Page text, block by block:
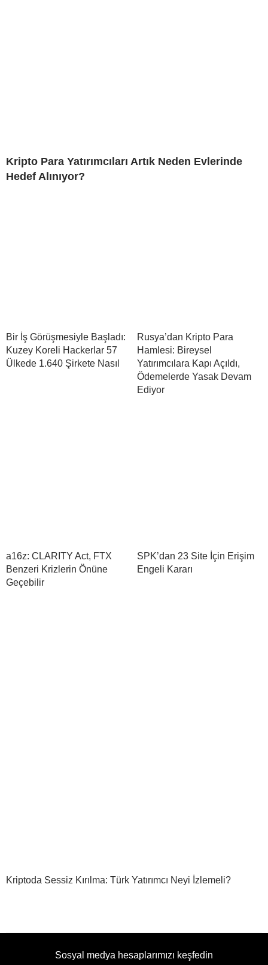
Kripto Para Yatırımcıları Artık Neden Evlerinde
Hedef Alınıyor?
Bir İş Görüşmesiyle Başladı:
Kuzey Koreli Hackerlar 57
Ülkede 1.640 Şirkete Nasıl
Rusya’dan Kripto Para
Hamlesi: Bireysel
Yatırımcılara Kapı Açıldı,
Ödemelerde Yasak Devam
Ediyor
a16z: CLARITY Act, FTX
Benzeri Krizlerin Önüne
Geçebilir
SPK’dan 23 Site İçin Erişim
Engeli Kararı
Kriptoda Sessiz Kırılma: Türk Yatırımcı Neyi İzlemeli?
Sosyal medya hesaplarımızı keşfedin